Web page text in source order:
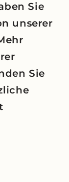
Sie
unserer
Sie